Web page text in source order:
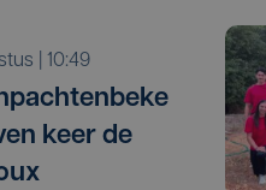
| 10:49
keer de